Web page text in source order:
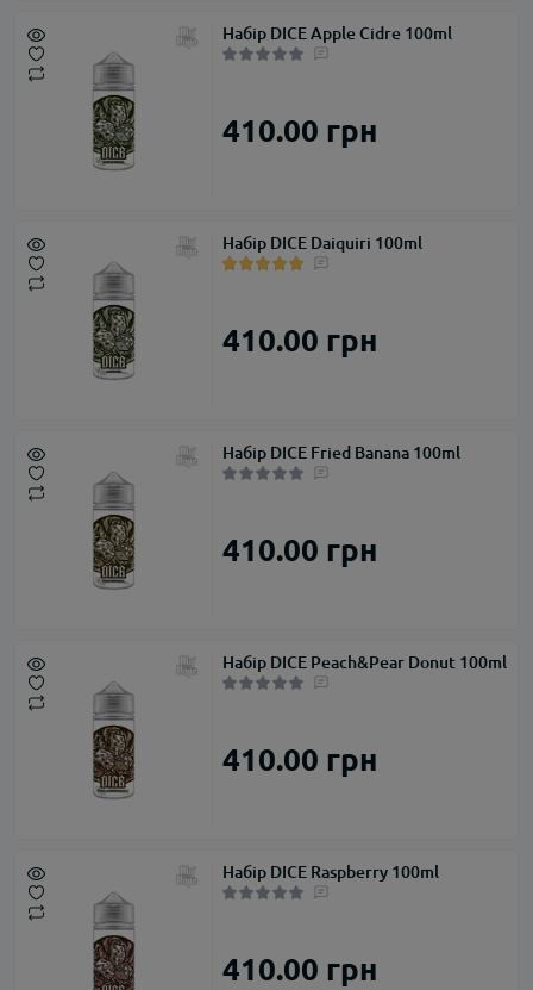
Набір DICE Apple Cidre 100ml
410.00 грн
Набір DICE Daiquiri 100ml
410.00 грн
Набір DICE Fried Banana 100ml
410.00 грн
Набір DICE Peach&Pear Donut 100ml
410.00 грн
Набір DICE Raspberry 100ml
410.00 грн